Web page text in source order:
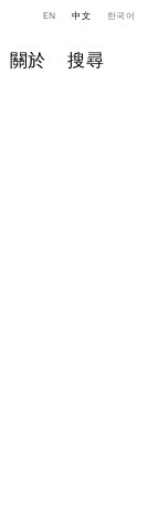
關於 搜尋
EN 中文 한국어